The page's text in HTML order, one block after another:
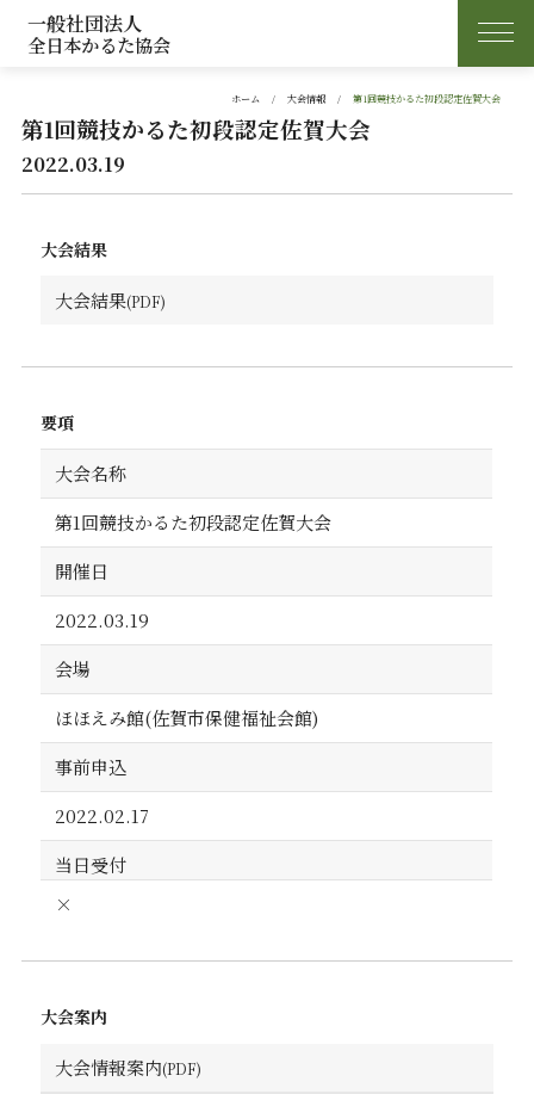
一般社団法人
全日本かるた協会
ホーム 大会情報 第1回競技かるた初段認定佐賀大会
第1回競技かるた初段認定佐賀大会
2022.03.19
大会結果
大会結果
要項
大会名称
第1回競技かるた初段認定佐賀大会
開催日
2022.03.19
会場
ほほえみ館(佐賀市保健福祉会館)
事前申込
2022.02.17
当日受付
×
大会案内
大会情報案内